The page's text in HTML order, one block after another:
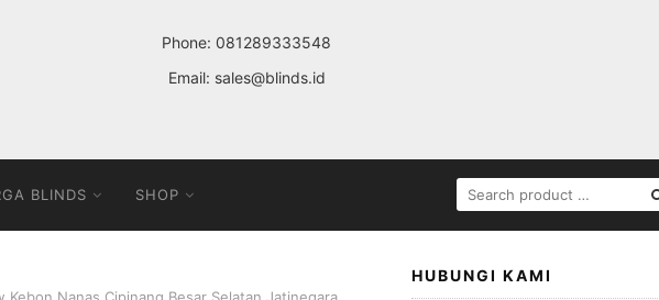
Phone: 081289333548
Email: sales@blinds.id
BLINDS SHOP
SEARCH
FOR:
Nanas Cipinang Besar Selatan Jatinegara
HUBUNGI KAMI